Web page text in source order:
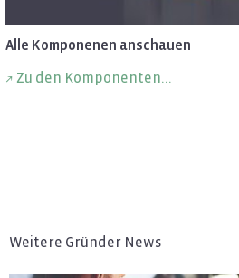
Alle Kom­po­ne­nen an­schau­en
Zu den Kom­po­nen­ten...
Weitere Gründer News